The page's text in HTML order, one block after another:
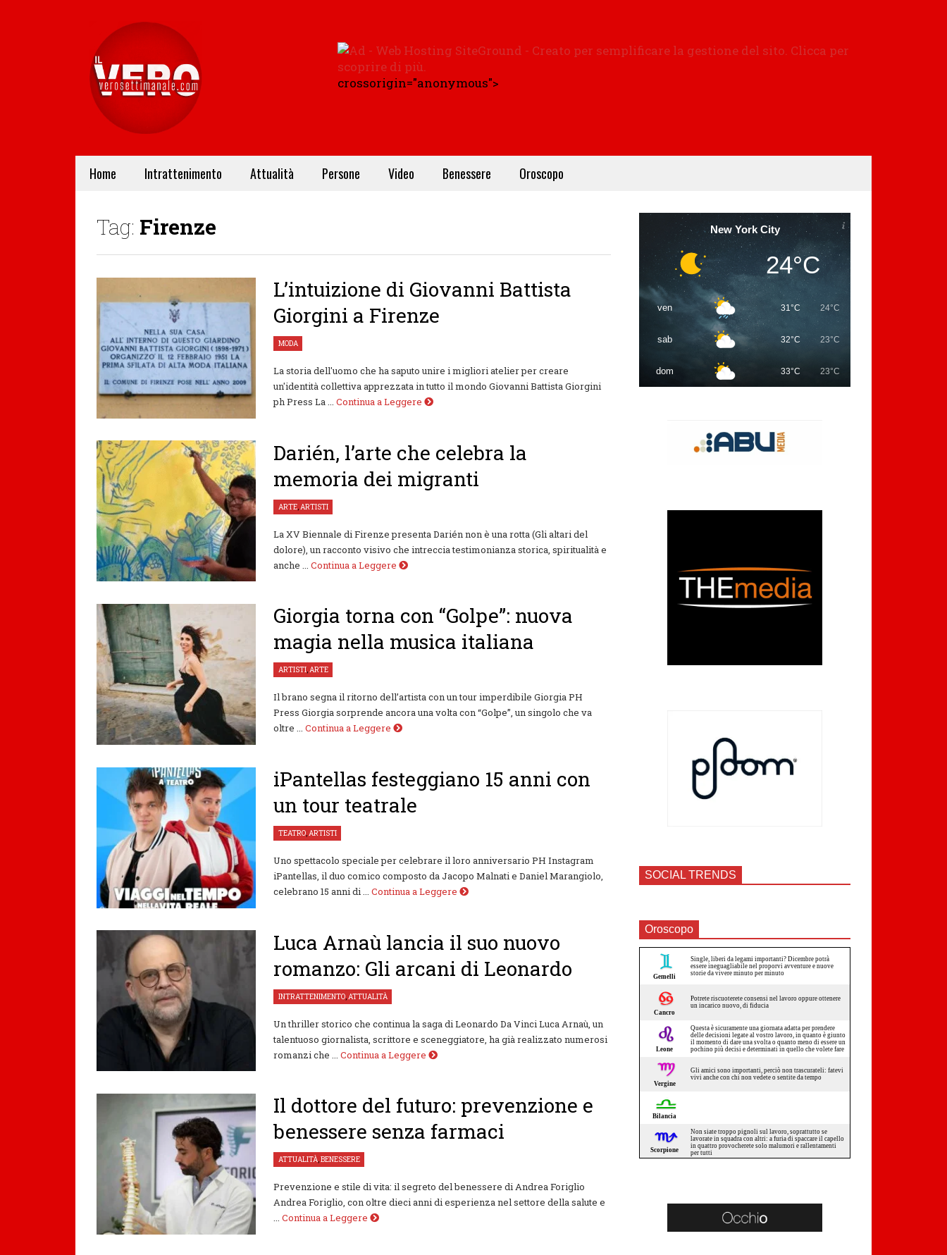
crossorigin="anonymous">
Home Intrattenimento Attualità Persone Video Benessere Oroscopo
Tag: Firenze
L’intuizione di Giovanni Battista
Giorgini a Firenze
MODA
La storia dell'uomo che ha saputo unire i migliori atelier per creare
un'identità collettiva apprezzata in tutto il mondo Giovanni Battista Giorgini
ph Press La ... Continua a Leggere
Darién, l’arte che celebra la
memoria dei migranti
ARTE,ARTISTI
La XV Biennale di Firenze presenta Darién non è una rotta (Gli altari del
dolore), un racconto visivo che intreccia testimonianza storica, spiritualità e
anche ...
Continua a Leggere
Giorgia torna con “Golpe”: nuova
magia nella musica italiana
ARTISTI,ARTE
Il brano segna il ritorno dell’artista con un tour imperdibile Giorgia PH
Press Giorgia sorprende ancora una volta con “Golpe”, un singolo che va
oltre ... Continua a Leggere
iPantellas festeggiano 15 anni con
un tour teatrale
TEATRO,ARTISTI
Uno spettacolo speciale per celebrare il loro anniversario PH Instagram
iPantellas, il duo comico composto da Jacopo Malnati e Daniel Marangiolo,
celebrano 15 anni di ... Continua a Leggere
Luca Arnaù lancia il suo nuovo
romanzo: Gli arcani di Leonardo
INTRATTENIMENTO,ATTUALITÀ
Un thriller storico che continua la saga di Leonardo Da Vinci Luca Arnaù, un
talentuoso giornalista, scrittore e sceneggiatore, ha già realizzato numerosi
romanzi che ... Continua a Leggere
Il dottore del futuro: prevenzione e
benessere senza farmaci
ATTUALITÀ,BENESSERE
Prevenzione e stile di vita: il segreto del benessere di Andrea Foriglio
Andrea Foriglio, con oltre dieci anni di esperienza nel settore della salute e
... Continua a Leggere
New York City
24°C
ven 31°C 24°C
sab 32°C 23°C
dom 33°C 23°C
SOCIAL TRENDS
Oroscopo